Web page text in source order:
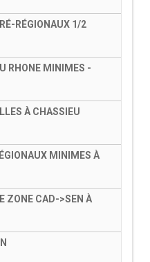
RÉGIONAUX 1/2
RHONE MINIMES -
À CHASSIEU
MINIMES À
ZONE CAD->SEN À